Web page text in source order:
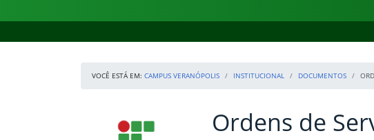
VOCÊ ESTÁ EM: CAMPUS VERANÓPOLIS INSTITUCIONAL DOCUMENTOS
Início da navegação Início do conteúdo
Ordens de